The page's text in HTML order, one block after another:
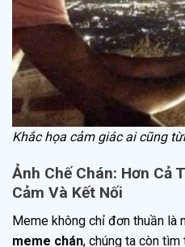
Khắc họa cảm giác ai cũng
Ảnh Chế Chán: Hơn Cả
Cảm Và Kết Nối
Meme không chỉ đơn thuần là
meme chán, chúng ta còn